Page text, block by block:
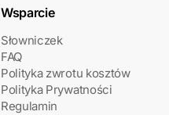
Wsparcie
Słowniczek
FAQ
Polityka zwrotu kosztów
Polityka Prywatności
Regulamin